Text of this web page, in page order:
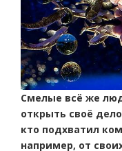
Смелые всё же
открыть своё
кто подхватил
например, от